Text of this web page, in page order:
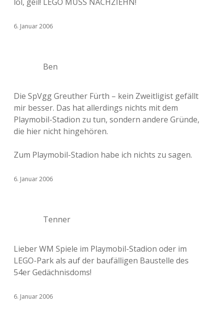
6. Januar 2006
Ben
Die SpVgg Greuther Fürth – kein Zweitligist gefällt
mir besser. Das hat allerdings nichts mit dem
Playmobil-Stadion zu tun, sondern andere Gründe,
die hier nicht hingehören.
Zum Playmobil-Stadion habe ich nichts zu sagen.
6. Januar 2006
Tenner
Lieber WM Spiele im Playmobil-Stadion oder im
LEGO-Park als auf der baufälligen Baustelle des
54er Gedächnisdoms!
6. Januar 2006